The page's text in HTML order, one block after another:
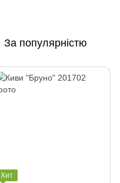
За популярністю
Хит